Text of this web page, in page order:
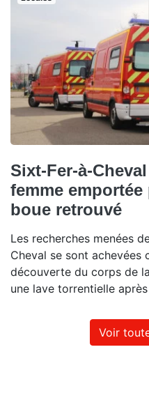
Sixt-Fer-à-
femme
boue retrouvé
Les recherches menées
Cheval se sont achevées
découverte du corps de
une lave torrentielle
Voir